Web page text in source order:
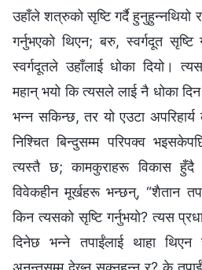
उहाँले शत्रुको सृष्टि गर्दै हुनुहुन्‍नथियो
गर्नुभएको थिएन; बरु, स्वर्गदूत सृष्टि
स्वर्गदूतले उहाँलाई धोका दियो।
महान् भयो कि त्यसले लाई नै धोका
भन्‍न सकिन्छ, तर यो एउटा
निश्‍चित बिन्दुसम्‍म परिपक्‍व
त्यस्तै छ; कामकुराहरू विकास हुँदै
विवेकहीन मूर्खहरू भन्छन्, “शैतान
किन त्यसको सृष्टि गर्नुभयो? त्यस
दिनेछ भन्‍ने तपाईंलाई थाहा